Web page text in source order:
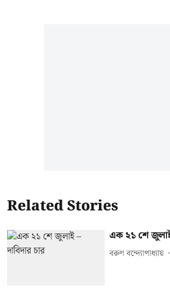
Related Stories
এক ২১ শে জুলাই
বরুণ বন্দ্যোপাধ্যায়